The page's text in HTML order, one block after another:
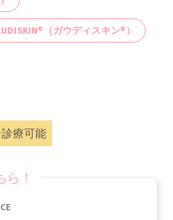
（ガウディスキン®）
療可能
！